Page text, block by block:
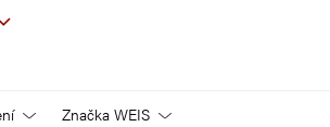
Značka WEIS